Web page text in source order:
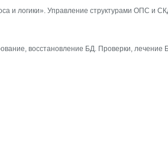
логики». Управление структурами ОПС и
восстановление БД. Проверки, лечение